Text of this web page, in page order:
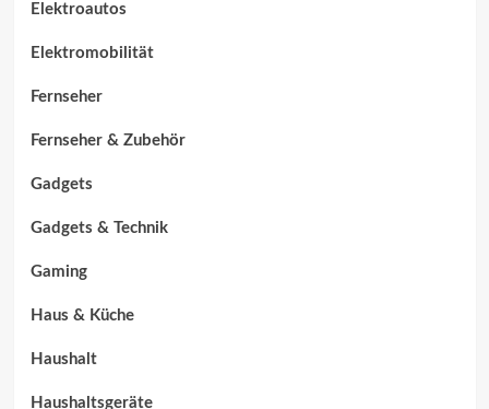
Elektroautos
Elektromobilität
Fernseher
Fernseher & Zubehör
Gadgets
Gadgets & Technik
Gaming
Haus & Küche
Haushalt
Haushaltsgeräte